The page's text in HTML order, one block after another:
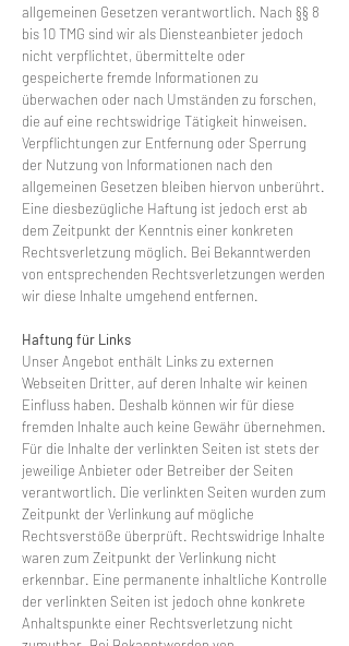
allgemeinen Gesetzen verantwortlich. Nach §§ 8
bis 10 TMG sind wir als Diensteanbieter jedoch
nicht verpflichtet, übermittelte oder
gespeicherte fremde Informationen zu
überwachen oder nach Umständen zu forschen,
die auf eine rechtswidrige Tätigkeit hinweisen.
Verpflichtungen zur Entfernung oder Sperrung
der Nutzung von Informationen nach den
allgemeinen Gesetzen bleiben hiervon unberührt.
Eine diesbezügliche Haftung ist jedoch erst ab
dem Zeitpunkt der Kenntnis einer konkreten
Rechtsverletzung möglich. Bei Bekanntwerden
von entsprechenden Rechtsverletzungen werden
wir diese Inhalte umgehend entfernen.
Haftung für Links
Unser Angebot enthält Links zu externen
Webseiten Dritter, auf deren Inhalte wir keinen
Einfluss haben. Deshalb können wir für diese
fremden Inhalte auch keine Gewähr übernehmen.
Für die Inhalte der verlinkten Seiten ist stets der
jeweilige Anbieter oder Betreiber der Seiten
verantwortlich. Die verlinkten Seiten wurden zum
Zeitpunkt der Verlinkung auf mögliche
Rechtsverstöße überprüft. Rechtswidrige Inhalte
waren zum Zeitpunkt der Verlinkung nicht
erkennbar. Eine permanente inhaltliche Kontrolle
der verlinkten Seiten ist jedoch ohne konkrete
Anhaltspunkte einer Rechtsverletzung nicht